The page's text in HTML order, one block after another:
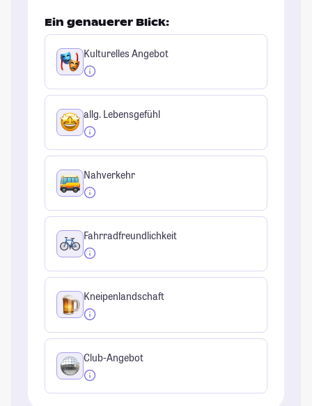
Ein genauerer Blick:
Kulturelles Angebot
allg. Lebensgefühl
Nahverkehr
Fahrradfreundlichkeit
Kneipenlandschaft
Club-Angebot